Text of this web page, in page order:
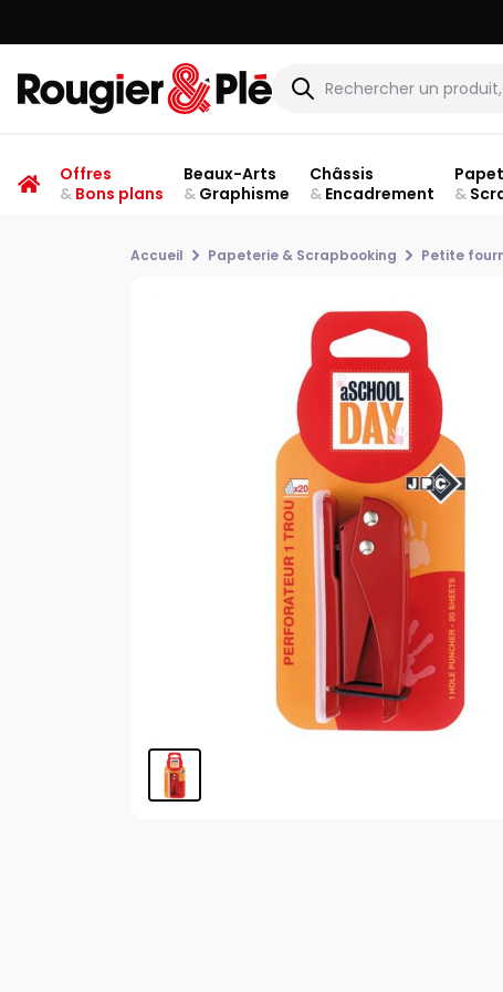
Offres
&Bons plans
Beaux-Arts
&Graphisme
Châssis
&Encadrement
&
Accueil Papeterie & Scrapbooking Petite